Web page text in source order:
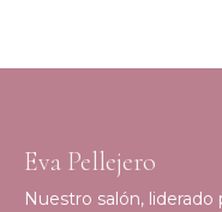
Eva Pellejero
Nuestro salón,